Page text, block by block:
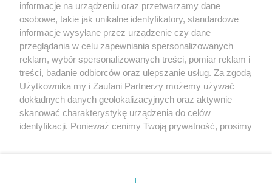
REKLAMA
informacje na urządzeniu oraz przetwarzamy dane
osobowe, takie jak unikalne identyfikatory, standardowe
informacje wysyłane przez urządzenie czy dane
przeglądania w celu zapewniania spersonalizowanych
reklam, wybór spersonalizowanych treści, pomiar reklam i
treści, badanie odbiorców oraz ulepszanie usług. Za zgodą
Użytkownika my i Zaufani Partnerzy możemy używać
dokładnych danych geolokalizacyjnych oraz aktywnie
skanować charakterystykę urządzenia do celów
identyfikacji. Ponieważ cenimy Twoją prywatność, prosimy
prywatności znajdujący się w lewym dolnym rogu strony